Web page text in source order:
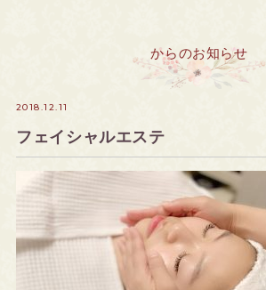
からのお知らせ
2018.12.11
フェイシャルエステ